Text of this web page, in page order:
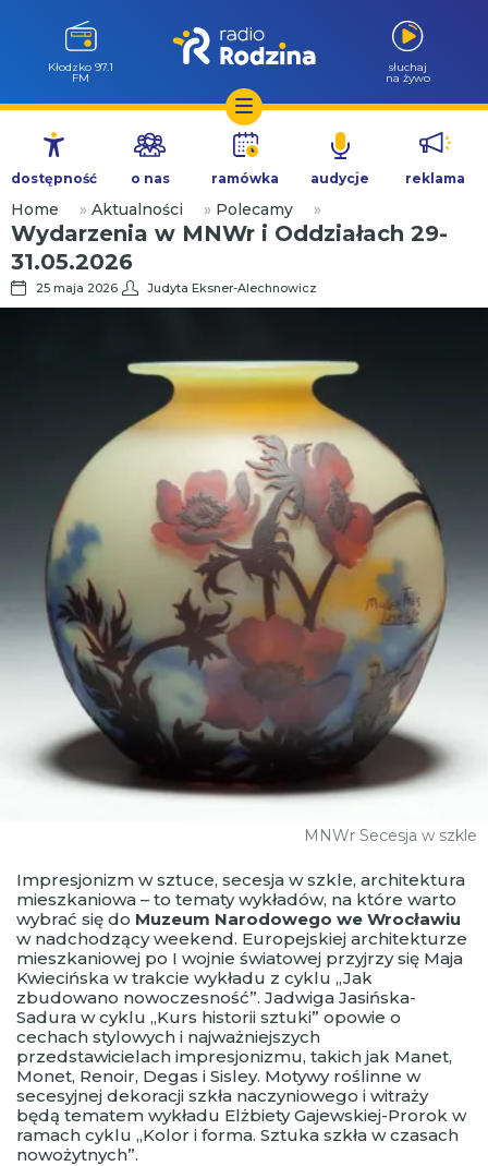
Przejdź
treści
Kłodzko 97.1
FM
słuchaj
na żywo
dostępność o nas ramówka audycje reklama
Home » Aktualności » Polecamy »
Wydarzenia w MNWr i Oddziałach 29-
31.05.2026
25 maja 2026 Judyta Eksner-Alechnowicz
MNWr Secesja w szkle
Impresjonizm w sztuce, secesja w szkle, architektura
mieszkaniowa – to tematy wykładów, na które warto
wybrać się do Muzeum Narodowego we Wrocławiu
w nadchodzący weekend. Europejskiej architekturze
mieszkaniowej po I wojnie światowej przyjrzy się Maja
Kwiecińska w trakcie wykładu z cyklu „Jak
zbudowano nowoczesność”. Jadwiga Jasińska-
Sadura w cyklu „Kurs historii sztuki” opowie o
cechach stylowych i najważniejszych
przedstawicielach impresjonizmu, takich jak Manet,
Monet, Renoir, Degas i Sisley. Motywy roślinne w
secesyjnej dekoracji szkła naczyniowego i witraży
będą tematem wykładu Elżbiety Gajewskiej-Prorok w
ramach cyklu „Kolor i forma. Sztuka szkła w czasach
nowożytnych”.